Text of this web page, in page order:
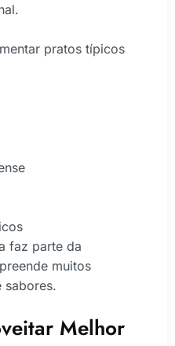
pratos típicos
faz parte da
muitos
sabores.
Melhor